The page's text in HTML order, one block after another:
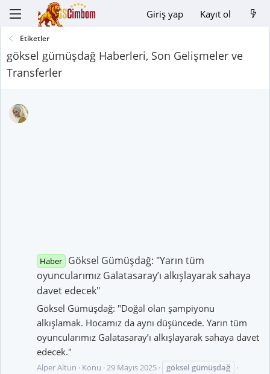
Giriş yap Kayıt ol
Etiketler
göksel gümüşdağ Haberleri, Son Gelişmeler ve
Transferler
Haber
Göksel Gümüşdağ: "Yarın tüm
oyuncularımız Galatasaray’ı alkışlayarak sahaya
davet edecek"
Göksel Gümüşdağ: "Doğal olan şampiyonu
alkışlamak. Hocamız da aynı düşüncede. Yarın tüm
oyuncularımız Galatasaray’ı alkışlayarak sahaya davet
edecek."
Alper Altun Konu 29 Mayıs 2025 göksel gümüşdağ